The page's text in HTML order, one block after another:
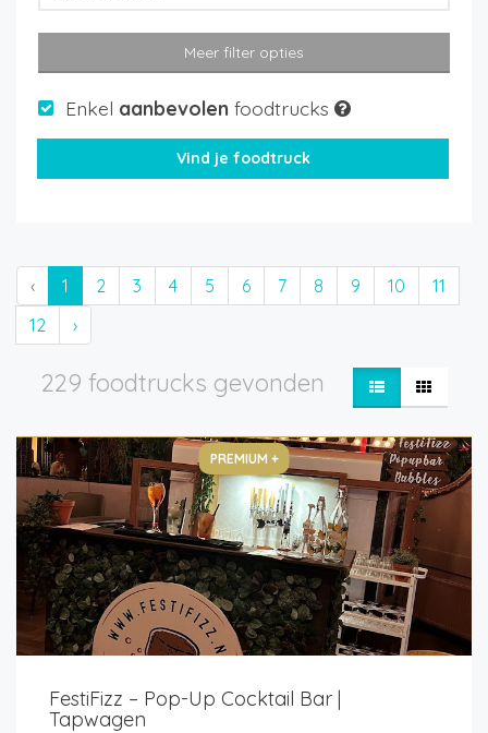
Meer filter opties
Enkel aanbevolen foodtrucks
‹ 1 2 3 4 5 6 7 8 9 10
11
12
›
229 foodtrucks gevonden
PREMIUM +
FestiFizz – Pop-Up Cocktail Bar |
Tapwagen